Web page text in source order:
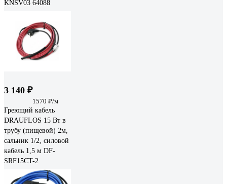
KNSV03 64088
3 140 ₽
1570 ₽/м
Греющий кабель
DRAUFLOS 15 Вт в
трубу (пищевой) 2м,
сальник 1/2, силовой
кабель 1,5 м DF-
SRF15СT-2